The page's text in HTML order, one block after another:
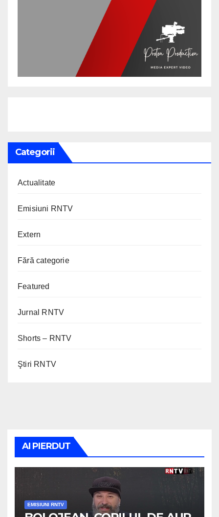
Categorii
Actualitate
Emisiuni RNTV
Extern
Fără categorie
Featured
Jurnal RNTV
Shorts – RNTV
Ştiri RNTV
AI PIERDUT
EMISIUNI RNTV